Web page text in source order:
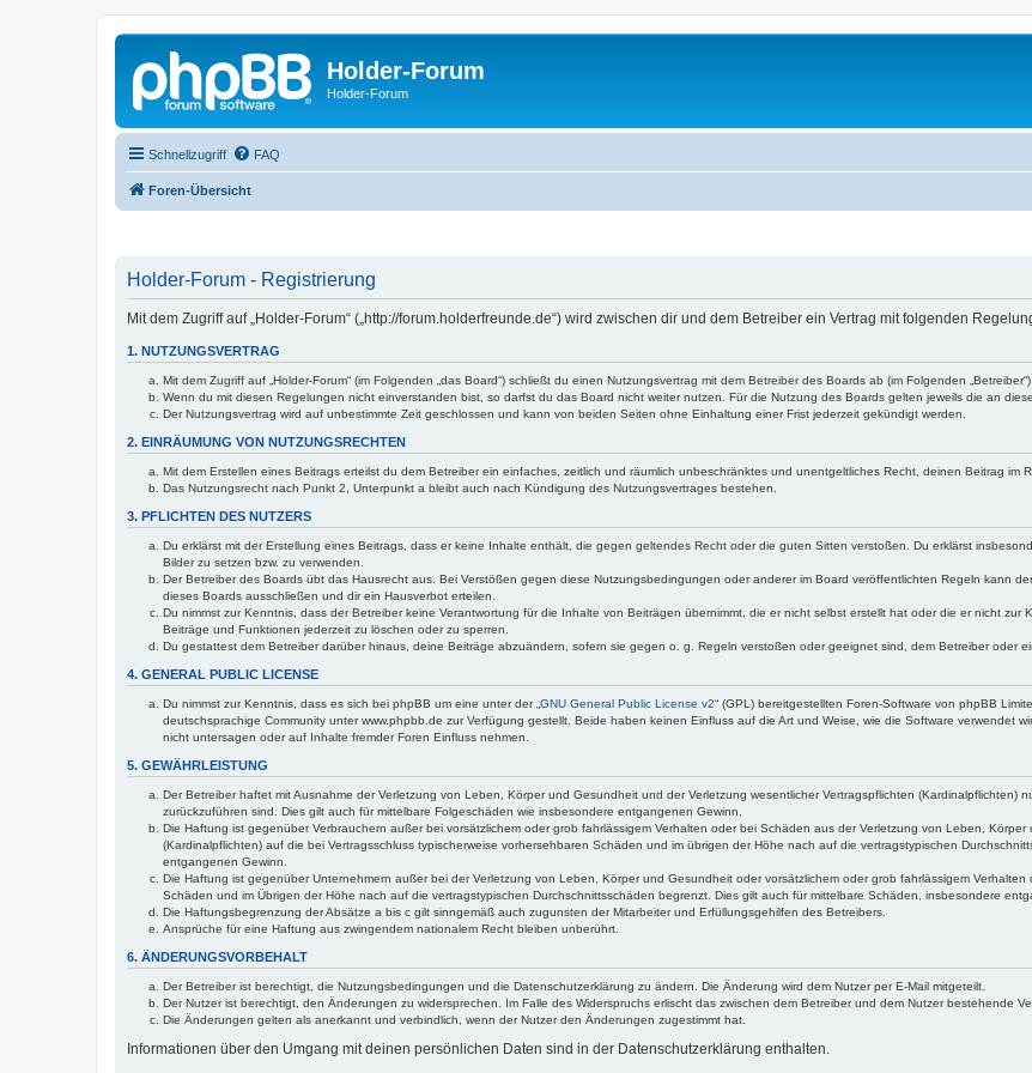
Holder-Forum
Holder-Forum
Schnellzugriff FAQ
Foren-Übersicht
Holder-Forum - Registrierung
Mit dem Zugriff auf „Holder-Forum“ („http://forum.holderfreunde.de“) wird zwischen dir und dem Betreiber ein Vertrag mit folgenden
1. NUTZUNGSVERTRAG
Mit dem Zugriff auf „Holder-Forum“ (im Folgenden „das Board“) schließt du einen Nutzungsvertrag mit dem Betreiber des Boards ab (im Folgenden
Wenn du mit diesen Regelungen nicht einverstanden bist, so darfst du das Board nicht weiter nutzen. Für die Nutzung des Boards gelten jeweils die an
Der Nutzungsvertrag wird auf unbestimmte Zeit geschlossen und kann von beiden Seiten ohne Einhaltung einer Frist jederzeit gekündigt werden.
2. EINRÄUMUNG VON NUTZUNGSRECHTEN
Mit dem Erstellen eines Beitrags erteilst du dem Betreiber ein einfaches, zeitlich und räumlich unbeschränktes und unentgeltliches Recht, deinen Beitrag im
Das Nutzungsrecht nach Punkt 2, Unterpunkt a bleibt auch nach Kündigung des Nutzungsvertrages bestehen.
3. PFLICHTEN DES NUTZERS
Du erklärst mit der Erstellung eines Beitrags, dass er keine Inhalte enthält, die gegen geltendes Recht oder die guten Sitten verstoßen. Du erklärst
Bilder zu setzen bzw. zu verwenden.
Der Betreiber des Boards übt das Hausrecht aus. Bei Verstößen gegen diese Nutzungsbedingungen oder anderer im Board veröffentlichten Regeln kann
dieses Boards ausschließen und dir ein Hausverbot erteilen.
Du nimmst zur Kenntnis, dass der Betreiber keine Verantwortung für die Inhalte von Beiträgen übernimmt, die er nicht selbst erstellt hat oder die er nicht
Beiträge und Funktionen jederzeit zu löschen oder zu sperren.
Du gestattest dem Betreiber darüber hinaus, deine Beiträge abzuändern, sofern sie gegen o. g. Regeln verstoßen oder geeignet sind, dem Betreiber oder
4. GENERAL PUBLIC LICENSE
Du nimmst zur Kenntnis, dass es sich bei phpBB um eine unter der „ GNU General Public License v2“ (GPL) bereitgestellten Foren-Software von phpBB
deutschsprachige Community unter www.phpbb.de zur Verfügung gestellt. Beide haben keinen Einfluss auf die Art und Weise, wie die Software verwendet
nicht untersagen oder auf Inhalte fremder Foren Einfluss nehmen.
5. GEWÄHRLEISTUNG
Der Betreiber haftet mit Ausnahme der Verletzung von Leben, Körper und Gesundheit und der Verletzung wesentlicher Vertragspflichten (Kardinalpflichten)
zurückzuführen sind. Dies gilt auch für mittelbare Folgeschäden wie insbesondere entgangenen Gewinn.
Die Haftung ist gegenüber Verbrauchern außer bei vorsätzlichem oder grob fahrlässigem Verhalten oder bei Schäden aus der Verletzung von Leben,
(Kardinalpflichten) auf die bei Vertragsschluss typischerweise vorhersehbaren Schäden und im übrigen der Höhe nach auf die vertragstypischen
entgangenen Gewinn.
Die Haftung ist gegenüber Unternehmern außer bei der Verletzung von Leben, Körper und Gesundheit oder vorsätzlichem oder grob fahrlässigem
Schäden und im Übrigen der Höhe nach auf die vertragstypischen Durchschnittsschäden begrenzt. Dies gilt auch für mittelbare Schäden, insbesondere
Die Haftungsbegrenzung der Absätze a bis c gilt sinngemäß auch zugunsten der Mitarbeiter und Erfüllungsgehilfen des Betreibers.
Ansprüche für eine Haftung aus zwingendem nationalem Recht bleiben unberührt.
6. ÄNDERUNGSVORBEHALT
Der Betreiber ist berechtigt, die Nutzungsbedingungen und die Datenschutzerklärung zu ändern. Die Änderung wird dem Nutzer per E-Mail mitgeteilt.
Der Nutzer ist berechtigt, den Änderungen zu widersprechen. Im Falle des Widerspruchs erlischt das zwischen dem Betreiber und dem Nutzer bestehende
Die Änderungen gelten als anerkannt und verbindlich, wenn der Nutzer den Änderungen zugestimmt hat.
Informationen über den Umgang mit deinen persönlichen Daten sind in der Datenschutzerklärung enthalten.